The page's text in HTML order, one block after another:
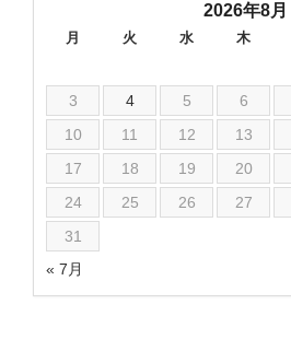
2026年8月
月 火 水 木
« 7月
3
4 5 6
10
11 12 13
17
18 19 20
24
25 26 27
31